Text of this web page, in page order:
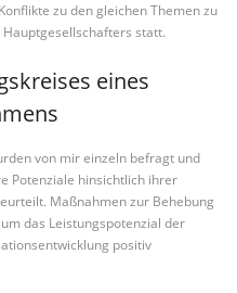
zu den gleichen Themen zu
statt.
eines
von mir einzeln befragt und
Potenziale hinsichtlich ihrer
Maßnahmen zur Behebung
das Leistungspotenzial der
positiv